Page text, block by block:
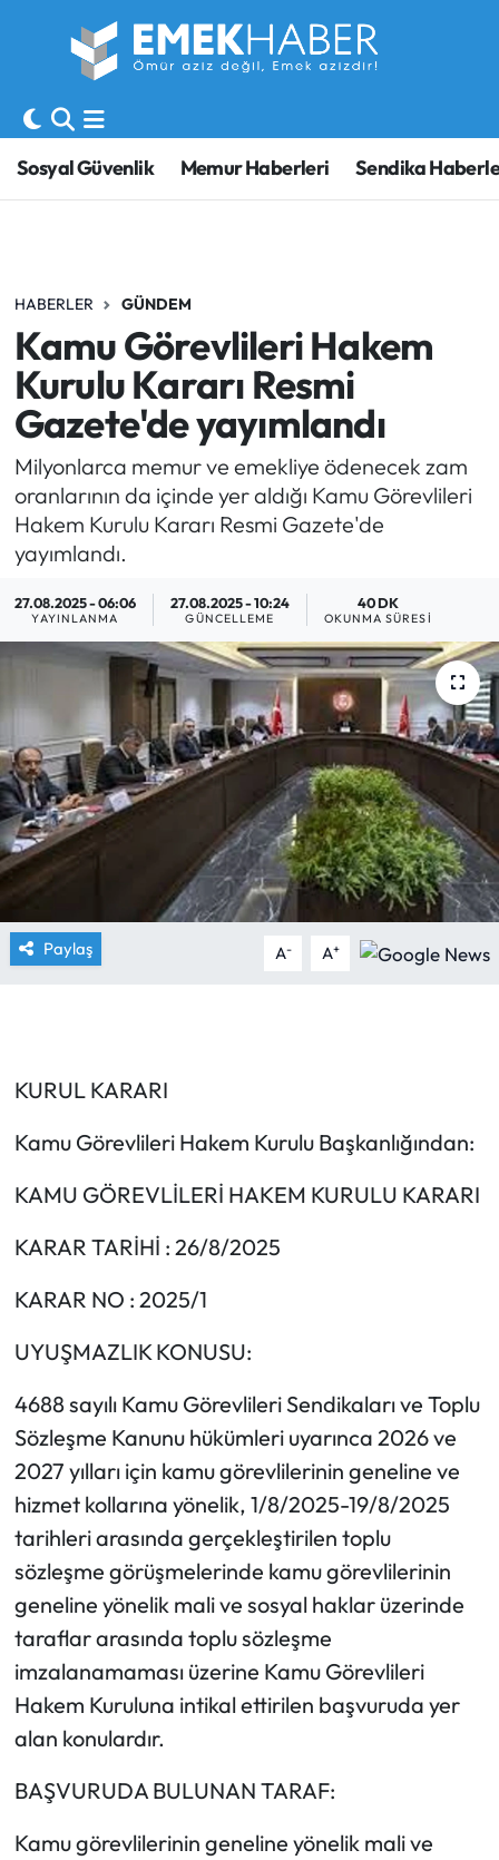
Sosyal Güvenlik Memur Haberleri Sendika
HABERLER GÜNDEM
Kamu Görevlileri Hakem
Kurulu Kararı Resmi
Gazete'de yayımlandı
Milyonlarca memur ve emekliye ödenecek zam
oranlarının da içinde yer aldığı Kamu Görevlileri
Hakem Kurulu Kararı Resmi Gazete'de
yayımlandı.
27.08.2025 - 06:06
YAYINLANMA
27.08.2025 - 10:24
GÜNCELLEME
40 DK
OKUNMA SÜRESI
Paylaş A- A+
KURUL KARARI
Kamu Görevlileri Hakem Kurulu Başkanlığından:
KAMU GÖREVLİLERİ HAKEM KURULU KARARI
KARAR TARİHİ : 26/8/2025
KARAR NO : 2025/1
UYUŞMAZLIK KONUSU:
4688 sayılı Kamu Görevlileri Sendikaları ve Toplu
Sözleşme Kanunu hükümleri uyarınca 2026 ve
2027 yılları için kamu görevlilerinin geneline ve
hizmet kollarına yönelik, 1/8/2025-19/8/2025
tarihleri arasında gerçekleştirilen toplu
sözleşme görüşmelerinde kamu görevlilerinin
geneline yönelik mali ve sosyal haklar üzerinde
taraflar arasında toplu sözleşme
imzalanamaması üzerine Kamu Görevlileri
Hakem Kuruluna intikal ettirilen başvuruda yer
alan konulardır.
BAŞVURUDA BULUNAN TARAF:
Kamu görevlilerinin geneline yönelik mali ve
Sosyal Güvenlik
Sendika
SORU-CEVAP
Memur
Emekli
İşveren
İş Fırsatları
Yargı Kararları
Araştırma-Rapor
Hava Durumu
Trafik Durumu
Süper Lig Puan Durumu ve Fikstür
Son Dakika Haberleri
Haber Arşivi